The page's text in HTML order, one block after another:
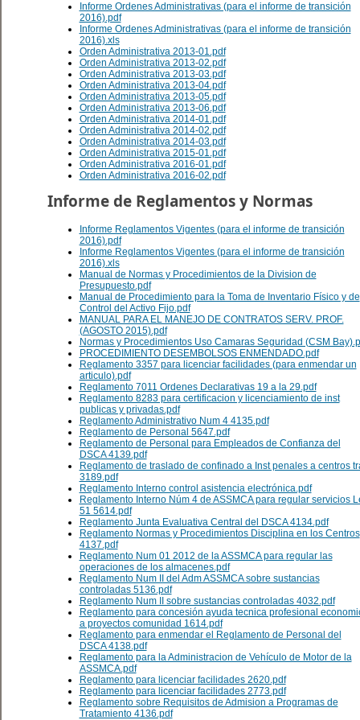
Informe Ordenes Administrativas (para el informe de transición
2016).pdf
Informe Ordenes Administrativas (para el informe de transición
2016).xls
Orden Administrativa 2013-01.pdf
Orden Administrativa 2013-02.pdf
Orden Administrativa 2013-03.pdf
Orden Administrativa 2013-04.pdf
Orden Administrativa 2013-05.pdf
Orden Administrativa 2013-06.pdf
Orden Administrativa 2014-01.pdf
Orden Administrativa 2014-02.pdf
Orden Administrativa 2014-03.pdf
Orden Administrativa 2015-01.pdf
Orden Administrativa 2016-01.pdf
Orden Administrativa 2016-02.pdf
Informe de Reglamentos y Normas
Informe Reglamentos Vigentes (para el informe de transición
2016).pdf
Informe Reglamentos Vigentes (para el informe de transición
2016).xls
Manual de Normas y Procedimientos de la Division de
Presupuesto.pdf
Manual de Procedimiento para la Toma de Inventario Físico y de
Control del Activo Fijo.pdf
MANUAL PARA EL MANEJO DE CONTRATOS SERV. PROF.
(AGOSTO 2015).pdf
Normas y Procedimientos Uso Camaras Seguridad (CSM
PROCEDIMIENTO DESEMBOLSOS ENMENDADO.pdf
Reglamento 3357 para licenciar facilidades (para enmendar un
articulo).pdf
Reglamento 7011 Ordenes Declarativas 19 a la 29.pdf
Reglamento 8283 para certificacion y licenciamiento de inst
publicas y privadas.pdf
Reglamento Administrativo Num 4 4135.pdf
Reglamento de Personal 5647.pdf
Reglamento de Personal para Empleados de Confianza del
DSCA 4139.pdf
Reglamento de traslado de confinado a Inst penales a centros
3189.pdf
Reglamento Interno control asistencia electrónica.pdf
Reglamento Interno Núm 4 de ASSMCA para regular servicios
51 5614.pdf
Reglamento Junta Evaluativa Central del DSCA 4134.pdf
Reglamento Normas y Procedimientos Disciplina en los Centros
4137.pdf
Reglamento Num 01 2012 de la ASSMCA para regular las
operaciones de los almacenes.pdf
Reglamento Num II del Adm ASSMCA sobre sustancias
controladas 5136.pdf
Reglamento Num II sobre sustancias controladas 4032.pdf
Reglamento para concesión ayuda tecnica profesional
a proyectos comunidad 1614.pdf
Reglamento para enmendar el Reglamento de Personal del
DSCA 4138.pdf
Reglamento para la Administracion de Vehículo de Motor de la
ASSMCA.pdf
Reglamento para licenciar facilidades 2620.pdf
Reglamento para licenciar facilidades 2773.pdf
Reglamento sobre Requisitos de Admision a Programas de
Tratamiento 4136.pdf